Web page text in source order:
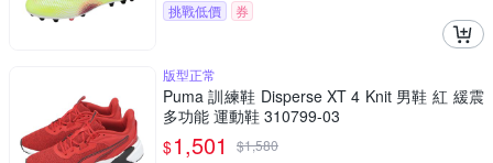
挑戰低價
券
版型正常
Puma 訓練鞋 Disperse XT 4 Knit 男鞋 紅 緩震
多功能 運動鞋 310799-03
$1,501 $1,580